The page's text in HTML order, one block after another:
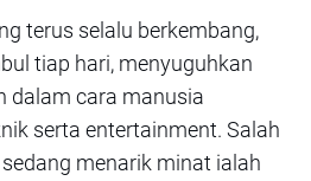
terus selalu berkembang,
tiap hari, menyuguhkan
dalam cara manusia
serta entertainment. Salah
menarik minat ialah